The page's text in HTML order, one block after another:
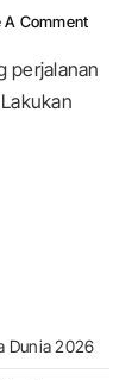
A CommentOn
perjalanan
Dunia 2026